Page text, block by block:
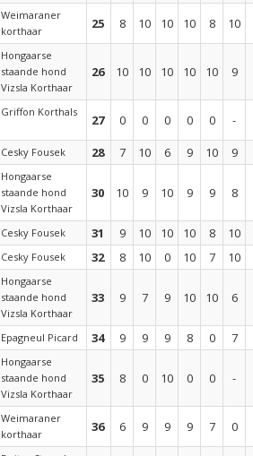
Weimaraner
korthaar
25 8 10 10 10 8
10
Hongaarse
staande hond
Vizsla Korthaar
26 10 10 10 10 10 9
Griffon Korthals
27 0 0 0 0 0
-
Cesky Fousek 28 7 10 6 9 10
9
Hongaarse
staande hond
Vizsla Korthaar
30 10 9 10 9 9 8
Cesky Fousek 31 9 10 10 10 8
10
Cesky Fousek 32 8 10 0 10 7
10
Hongaarse
staande hond
Vizsla Korthaar
33 9 7 9 10 10 6
Epagneul Picard 34 9 9 9 8 0
7
Hongaarse
staande hond
Vizsla Korthaar
35 8 0 10 0 0 -
Weimaraner
korthaar
36 6 9 9 9 7
0